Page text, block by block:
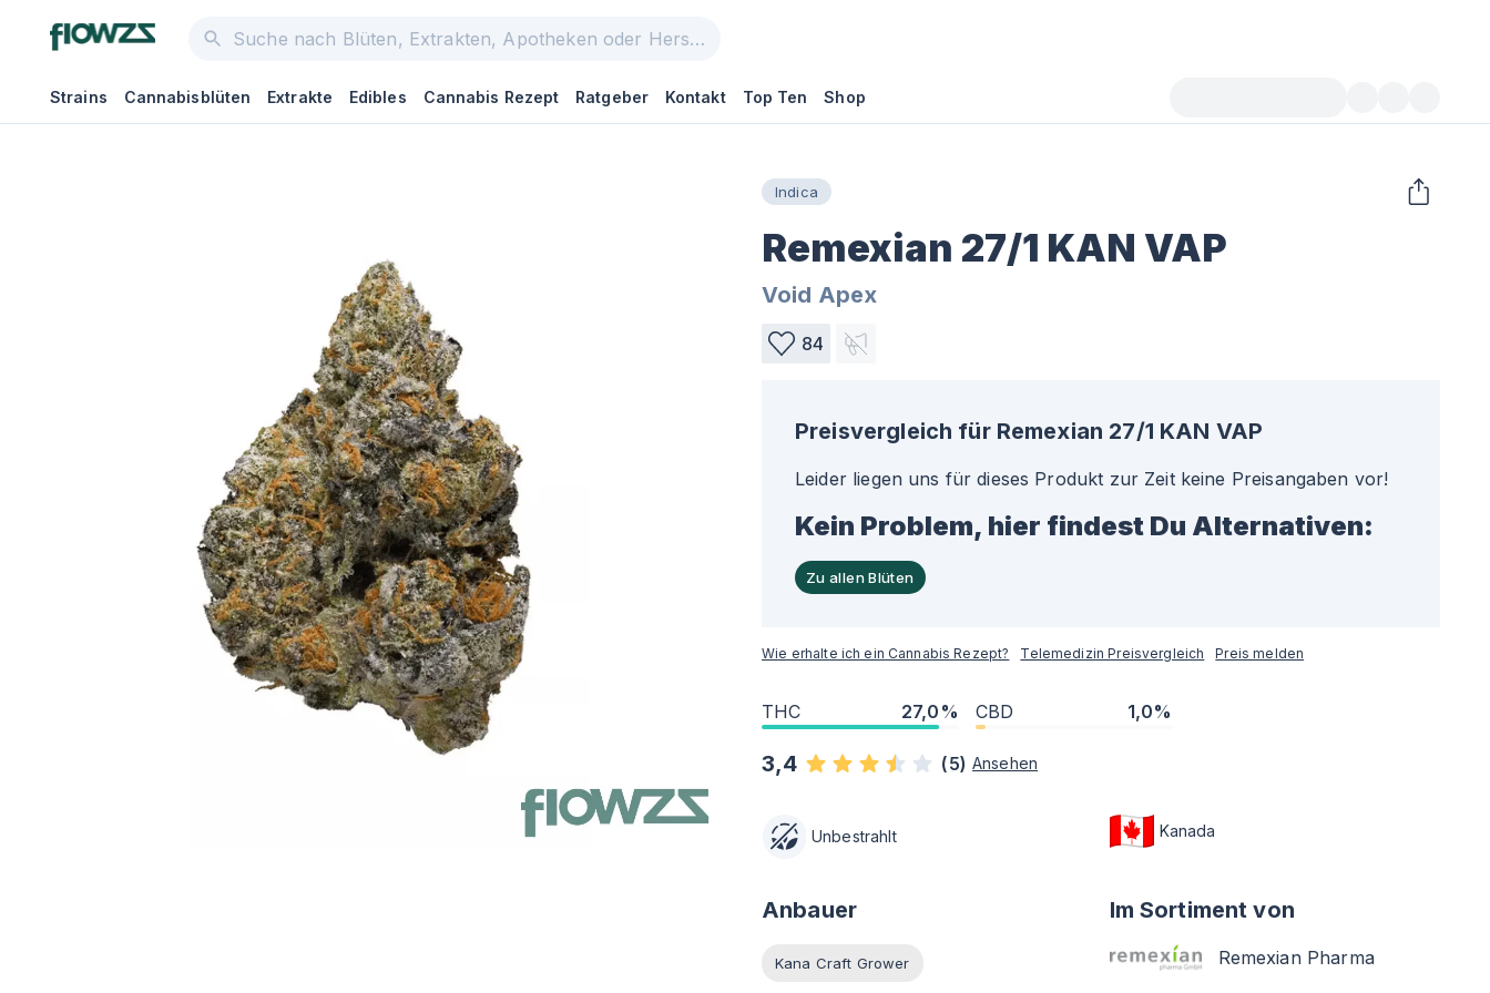
Strains Cannabisblüten Extrakte Edibles Cannabis Rezept Ratgeber Kontakt Top Ten Shop
Indica
Remexian 27/1 KAN VAP
Void Apex
84
Preisvergleich für Remexian 27/1 KAN VAP
Leider liegen uns für dieses Produkt zur Zeit keine Preisangaben vor!
Kein Problem, hier findest Du Alternativen:
Zu allen Blüten
Wie erhalte ich ein Cannabis Rezept? Telemedizin Preisvergleich Preis melden
THC 27,0% CBD 1,0%
3,4 (5) Ansehen
Unbestrahlt Kanada
Anbauer
Kana Craft Grower
Im Sortiment von
Remexian Pharma